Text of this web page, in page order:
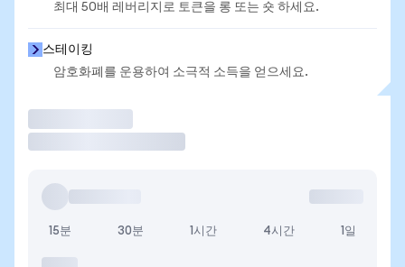
최대 50배 레버리지로 토큰을 롱 또는 숏 하세요.
스테이킹
암호화폐를 운용하여 소극적 소득을 얻으세요.
15분 30분 1시간 4시간 1일